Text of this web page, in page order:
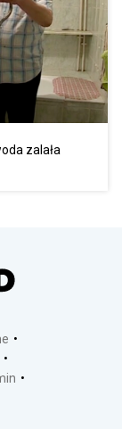
zalała